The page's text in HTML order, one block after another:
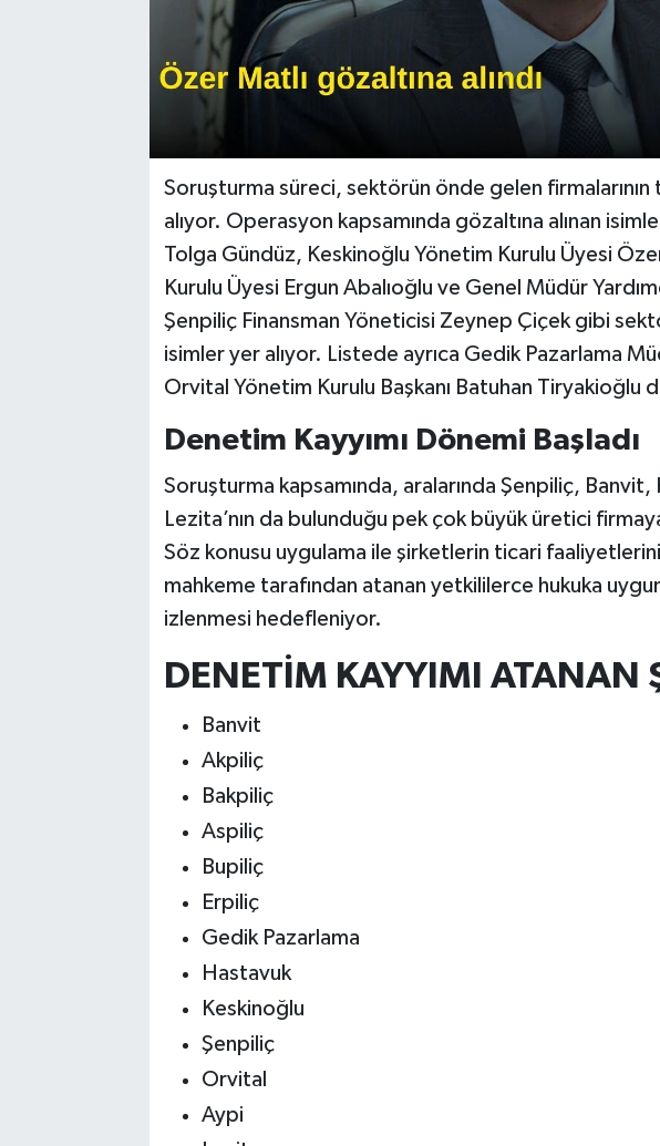
Soruşturma süreci, sektörün önde gelen
alıyor. Operasyon kapsamında gözaltına alınan
Tolga Gündüz, Keskinoğlu Yönetim Kurulu Üyesi
Kurulu Üyesi Ergun Abalıoğlu ve Genel Müdür
Şenpiliç Finansman Yöneticisi Zeynep Çiçek gibi
isimler yer alıyor. Listede ayrıca Gedik Pazarlama
Orvital Yönetim Kurulu Başkanı Batuhan Tiryakioğlu
Denetim Kayyımı Dönemi Başladı
Soruşturma kapsamında, aralarında Şenpiliç,
Lezita’nın da bulunduğu pek çok büyük üretici
Söz konusu uygulama ile şirketlerin ticari
mahkeme tarafından atanan yetkililerce hukuka
izlenmesi hedefleniyor.
DENETİM KAYYIMI ATANAN
Banvit
Akpiliç
Bakpiliç
Aspiliç
Bupiliç
Erpiliç
Gedik Pazarlama
Hastavuk
Keskinoğlu
Şenpiliç
Orvital
Aypi